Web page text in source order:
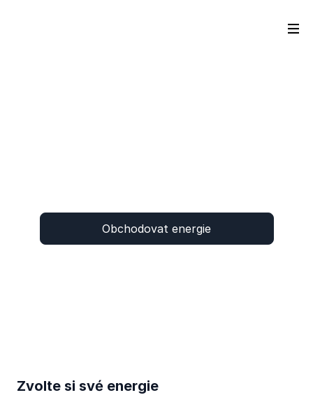
Obchodovat energie
Zvolte si své energie